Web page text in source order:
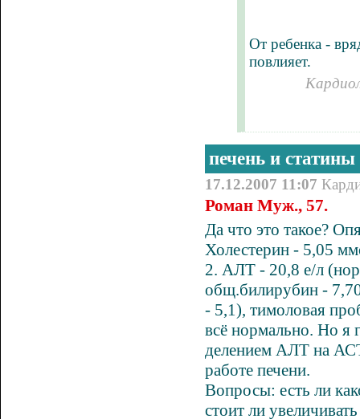
От ребенка -
повлияет.
печень и статины
17.12.2007 11:07
Роман Муж., 57.
Да что это такое?
Холестерин - 5,05
2. АЛТ - 20,8 е/л
общ.билирубин -
- 5,1), тимоловая
всё нормально. Но я
делением АЛТ на
работе печени.
Вопросы: есть ли
стоит ли